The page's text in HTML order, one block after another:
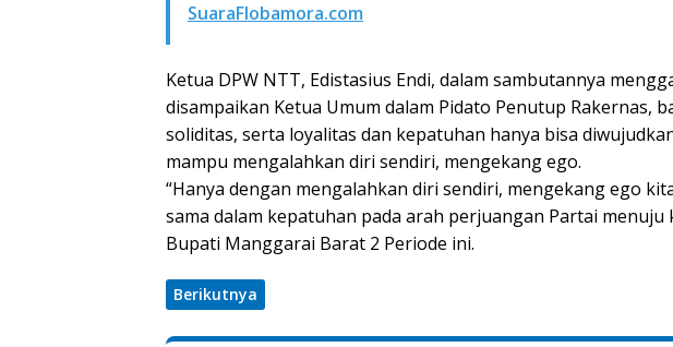
SuaraFlobamora.com
Ketua DPW NTT, Edistasius Endi, dalam sambutannya
disampaikan Ketua Umum dalam Pidato Penutup Rakernas,
soliditas, serta loyalitas dan kepatuhan hanya bisa
mampu mengalahkan diri sendiri, mengekang ego.
“Hanya dengan mengalahkan diri sendiri, mengekang ego
sama dalam kepatuhan pada arah perjuangan Partai menuju
Bupati Manggarai Barat 2 Periode ini.
Berikutnya